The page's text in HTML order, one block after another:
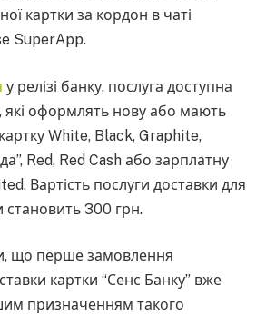
картки за кордон в чаті
SuperApp.
у релізі банку, послуга доступна
які оформлять нову або мають
White, Black, Graphite,
Red, Red Cash або зарплатну
Вартість послуги доставки для
становить 300 грн.
що перше замовлення
картки “Сенс Банку” вже
призначенням такого